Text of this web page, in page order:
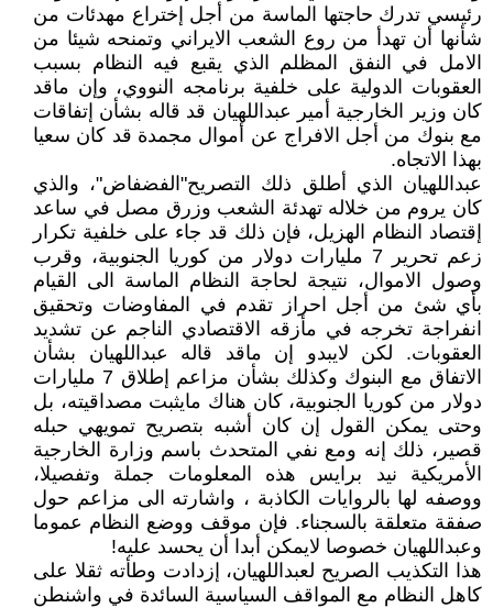
رئيسي تدرك حاجتها الماسة من أجل إختراع مهدئات من
شأنها أن تهدأ من روع الشعب الايراني وتمنحه شيئا من
الامل في النفق المظلم الذي يقبع فيه النظام بسبب
العقوبات الدولية على خلفية برنامجه النووي، وإن ماقد
کان وزير الخارجية أمير عبداللهيان قد قاله بشأن إتفاقات
مع بنوك من أجل الافراج عن أموال مجمدة قد کان سعيا
بهذا الاتجاه.
عبداللهيان الذي أطلق ذلك التصريح"الفضفاض"، والذي
کان يروم من خلاله تهدئة الشعب وزرق مصل في ساعد
إقتصاد النظام الهزيل، فإن ذلك قد جاء على خلفية تکرار
زعم تحرير 7 مليارات دولار من كوريا الجنوبية، وقرب
وصول الاموال، نتيجة لحاجة النظام الماسة الى القيام
بأي شئ من أجل احراز تقدم في المفاوضات وتحقيق
انفراجة تخرجه في مأزقه الاقتصادي الناجم عن تشديد
العقوبات. لکن لايبدو إن ماقد قاله عبداللهيان بشأن
الاتفاق مع البنوك وکذلك بشأن مزاعم إطلاق 7 مليارات
دولار من کوريا الجنوبية، کان هناك مايثبت مصداقيته، بل
وحتى يمکن القول إن کان أشبه بتصريح تمويهي حبله
قصير، ذلك إنه ومع نفي المتحدث باسم وزارة الخارجية
الأمريكية نيد برايس هذه المعلومات جملة وتفصيلا،
ووصفه لها بالروايات الكاذبة ، واشارته الى مزاعم حول
صفقة متعلقة بالسجناء. فإن موقف ووضع النظام عموما
وعبداللهيان خصوصا لايمکن أبدا أن يحسد عليه!
هذا التکذيب الصريح لعبداللهيان، إزدادت وطأته ثقلا على
کاهل النظام مع المواقف السياسية السائدة في واشنطن